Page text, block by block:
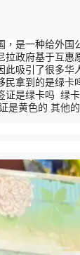
，是一种给外国
拉政府基于互惠
此吸引了很多华
民拿到的是绿卡
证是绿卡吗 绿
是黄色的 其他